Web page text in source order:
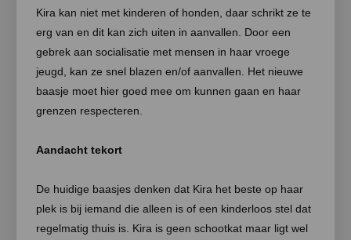
Kira kan niet met kinderen of honden, daar schrikt ze te
erg van en dit kan zich uiten in aanvallen. Door een
gebrek aan socialisatie met mensen in haar vroege
jeugd, kan ze snel blazen en/of aanvallen. Het nieuwe
baasje moet hier goed mee om kunnen gaan en haar
grenzen respecteren.
Aandacht tekort
De huidige baasjes denken dat Kira het beste op haar
plek is bij iemand die alleen is of een kinderloos stel dat
regelmatig thuis is. Kira is geen schootkat maar ligt wel